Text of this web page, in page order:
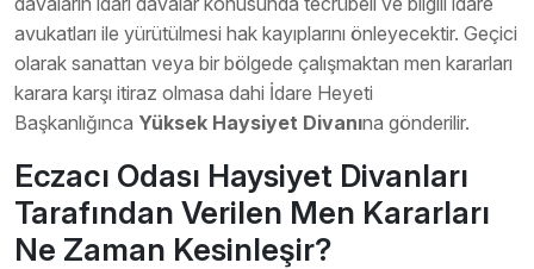
avukatları ile yürütülmesi hak kayıplarını önleyecektir. Geçici
olarak sanattan veya bir bölgede çalışmaktan men kararları
karara karşı itiraz olmasa dahi İdare Heyeti
Başkanlığınca Yüksek Haysiyet Divanına gönderilir.
Eczacı Odası Haysiyet Divanları
Tarafından Verilen Men Kararları
Ne Zaman Kesinleşir?